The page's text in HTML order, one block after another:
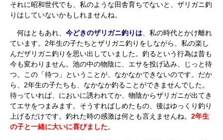
それに昭和世代でも、私のような田舎育ちでないと、ザリガニ釣
りはしていないかもしれませんね。
何はともあれ、 今どきのザリガニ釣りは 、私の時代とかけ離れ
ています。2年生の子たちとザリガニ釣りをしながら、私の楽し
んだザリガニ釣りを思い出していました。釣るという行為は昔も
今も変わりません。池の中の物陰に、エサを投げ込み、じっと待
つ。この「待つ」ということが、なかなかできないのです。だか
ら、2年生の子たちも、なかなか釣ることができませんでした。
待っていれば、においに誘われてか、物陰からザリガニが出てき
てエサをつまみます。そうすればしめたもの、後はゆっくり釣り
上げるだけです。釣れた時の感激は何とも言えませんね。 2年生
の子と一緒に大いに喜びました。